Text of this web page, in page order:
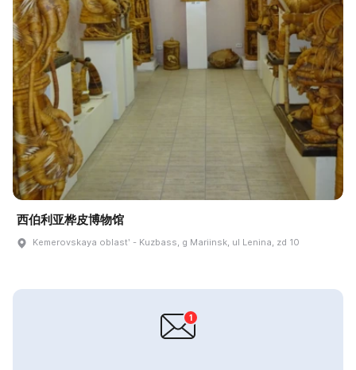
西伯利亚桦皮博物馆
Kemerovskaya oblastʹ - Kuzbass, g Mariinsk, ul Lenina, zd 10